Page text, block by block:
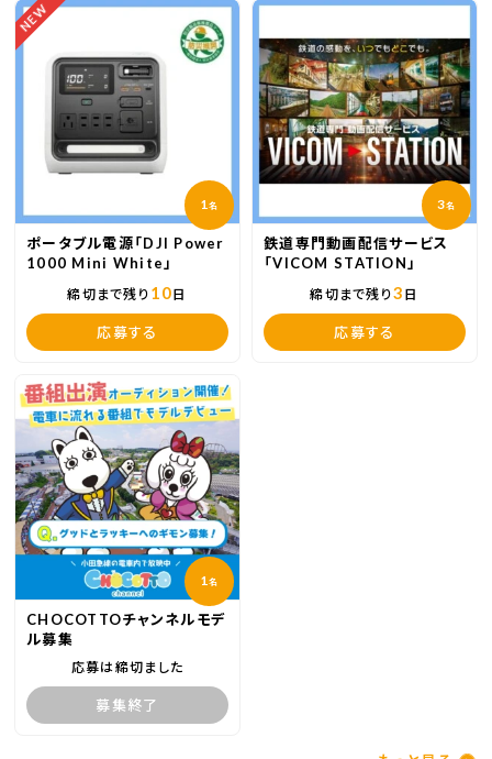
NEW
1名
ポータブル電源「DJI Power
1000 Mini White」
締切まで残り 10日
応募する
3名
鉄道専門動画配信サービス
「VICOM STATION」
締切まで残り3 日
応募する
1 名
CHOCOTTOチャンネルモデ
ル募集
応募は締切ました
募集終了